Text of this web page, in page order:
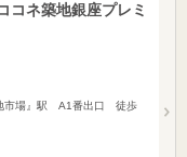
コネ築地銀座プレミ
地市場』駅 A1番出口 徒歩